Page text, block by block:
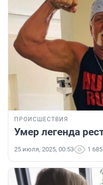
ПРОИСШЕСТВИЯ
Умер легенда
25 июля, 2025, 00:53 1 685